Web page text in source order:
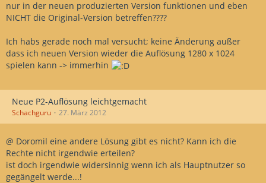
nur in der neuen produzierten Version funktionen und eben
NICHT die Original-Version betreffen????
Ich habs gerade noch mal versucht; keine Änderung außer
dass ich neuen Version wieder die Auflösung 1280 x 1024
spielen kann -> immerhin
Neue P2-Auflösung leichtgemacht
Schachguru 27. März 2012
@ Doromil eine andere Lösung gibt es nicht? Kann ich die
Rechte nicht irgendwie erteilen?
ist doch irgendwie widersinnig wenn ich als Hauptnutzer so
gegängelt werde...!